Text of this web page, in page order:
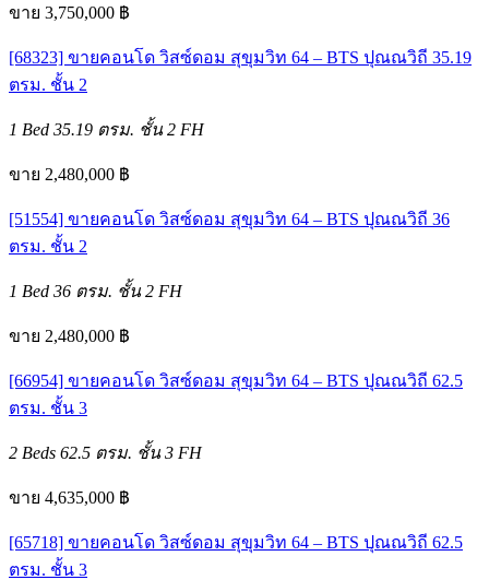
ขาย 3,750,000 ฿
[68323] ขายคอนโด วิสซ์ดอม สุขุมวิท 64 – BTS ปุณณวิถี 35.19
ตรม. ชั้น 2
1 Bed 35.19 ตรม. ชั้น 2 FH
ขาย 2,480,000 ฿
[51554] ขายคอนโด วิสซ์ดอม สุขุมวิท 64 – BTS ปุณณวิถี 36
ตรม. ชั้น 2
1 Bed 36 ตรม. ชั้น 2 FH
ขาย 2,480,000 ฿
[66954] ขายคอนโด วิสซ์ดอม สุขุมวิท 64 – BTS ปุณณวิถี 62.5
ตรม. ชั้น 3
2 Beds 62.5 ตรม. ชั้น 3 FH
ขาย 4,635,000 ฿
[65718] ขายคอนโด วิสซ์ดอม สุขุมวิท 64 – BTS ปุณณวิถี 62.5
ตรม. ชั้น 3